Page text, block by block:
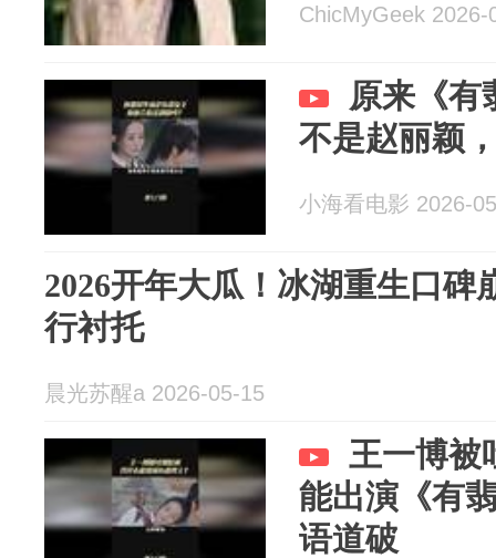
ChicMyGeek 2026-
原来《有
不是赵丽颖
小海看电影 2026-
2026开年大瓜！冰湖重生口碑
行衬托
晨光苏醒a 2026-05-15
王一博被
能出演《有
语道破